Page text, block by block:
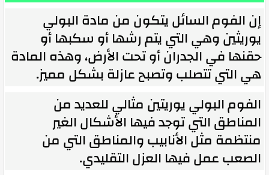
إن الفوم السائل يتكون من مادة البولي
يوريثين وهي التي يتم رشها أو سكبها أو
حقنها في الجدران أو تحت الأرض، وهذه المادة
هي التي تتصلب وتصبح عازلة بشكل مميز.
الفوم البولي يوريتين مثالي للعديد من
المناطق التي توجد فيها الأشكال الغير
منتظمة مثل الأنابيب والمناطق التي من
الصعب عمل فيها العزل التقليدي.